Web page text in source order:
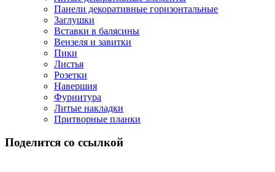
Панели декоративные горизонтальные
Заглушки
Вставки в балясины
Вензеля и завитки
Пики
Листья
Розетки
Навершия
Фурнитура
Литые накладки
Притворные планки
Поделится со ссылкой